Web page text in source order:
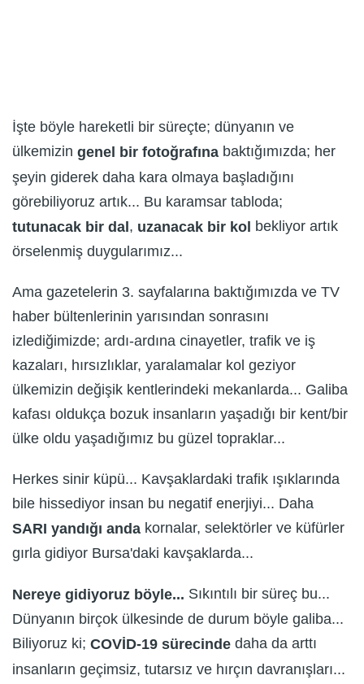
İşte böyle hareketli bir süreçte; dünyanın ve
ülkemizin genel bir fotoğrafına baktığımızda; her
şeyin giderek daha kara olmaya başladığını
görebiliyoruz artık... Bu karamsar tabloda;
tutunacak bir dal, uzanacak bir kol bekliyor artık
örselenmiş duygularımız...
Ama gazetelerin 3. sayfalarına baktığımızda ve TV
haber bültenlerinin yarısından sonrasını
izlediğimizde; ardı-ardına cinayetler, trafik ve iş
kazaları, hırsızlıklar, yaralamalar kol geziyor
ülkemizin değişik kentlerindeki mekanlarda... Galiba
kafası oldukça bozuk insanların yaşadığı bir kent/bir
ülke oldu yaşadığımız bu güzel topraklar...
Herkes sinir küpü... Kavşaklardaki trafik ışıklarında
bile hissediyor insan bu negatif enerjiyi... Daha
SARI yandığı anda kornalar, selektörler ve küfürler
gırla gidiyor Bursa'daki kavşaklarda...
Nereye gidiyoruz böyle... Sıkıntılı bir süreç bu...
Dünyanın birçok ülkesinde de durum böyle galiba...
Biliyoruz ki; COVİD-19 sürecinde daha da arttı
insanların geçimsiz, tutarsız ve hırçın davranışları...